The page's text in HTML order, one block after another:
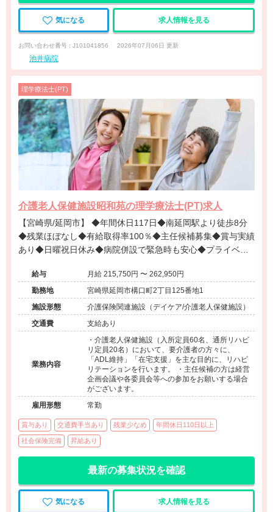
気になる 求人情報を見る
お問い合わせ番号 : J101041856 2026年07月06日 更新
池井病院
理学療法士(PT)
介護老人保健施設昭和苑の理学療法士(PT)求人
【宮崎県/延岡市】 ◆年間休日117日◆南延岡駅より徒歩8分
◆残業ほぼなし◆有給取得率100％◆主任候補募集◆賞与実績
あり◆日曜祝日休み◆病院併設で緊急時も安心◆プライベー
給与
月給 215,750円 〜 262,950円
勤務地
宮崎県延岡市構口町2丁目125番地1
施設形態
介護保険関連施設（デイケア/介護老人保健施設）
交通費
支給あり
業務内容
・介護老人保健施設（入所定員60名、通所リハビ
リ定員20名）において、要介護者の方々に、
「ADL維持」「在宅支援」を主な目的に、リハビ
リテーションを行います。 ・主任候補の方は経営
企画会議や各委員会等への参加をお願いする場合
がございます。
雇用形態
常勤
賞与あり 交通費手当あり 残業少なめ 年間休日110日以上
社会保険完備 昇給あり
最新の募集状況を確認
気になる 求人情報を見る